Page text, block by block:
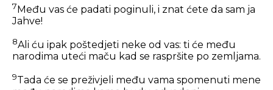
7Među vas će padati poginuli, i znat ćete da sam ja
Jahve!
8Ali ću ipak poštedjeti neke od vas: ti će među
narodima uteći maču kad se raspršite po zemljama.
9Tada će se preživjeli među vama spomenuti mene